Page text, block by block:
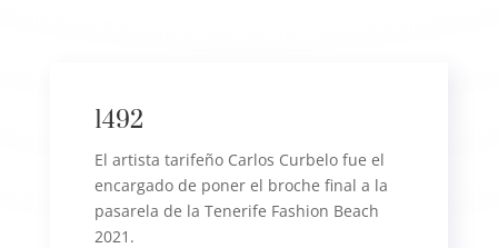
1492
El artista tarifeño Carlos Curbelo fue el
encargado de poner el broche final a la
pasarela de la Tenerife Fashion Beach
2021.